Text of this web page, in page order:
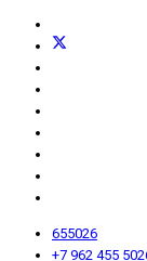
655026
+7 962 455